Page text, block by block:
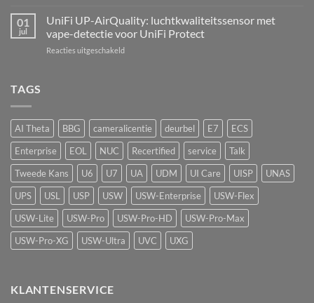
hardware-
refresh
de
Speaker:
van
passief
01
jul
UniFi UP-AirQuality: luchtkwaliteitssensor met
vape-detectie voor UniFi Protect
Reacties uitgeschakeldvoor
vape-
detectie
voor
UniFi
Protect
TAGS
AI Theta BBG cameralicentie deurbel E7
ECS
Enterprise
EOL NUC Recertified service
Talk
Tweede Kans
U6 U7 UA UDM UI Care UISP
UNAS
UPS
USL USP USW USW-Enterprise
USW-Flex
USW-Lite
USW-Pro USW-Pro-HD
USW-Pro-Max
USW-Pro-XG
USW-Ultra UVC UXG
KLANTENSERVICE